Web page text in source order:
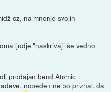
oz, na mnenje svojih
ljudje "naskrivaj" še vedno
prodajan bend Atomic
nobeden ne bo priznal, da